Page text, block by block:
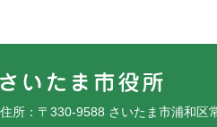
住所：〒330-9588 さいたま市浦和区